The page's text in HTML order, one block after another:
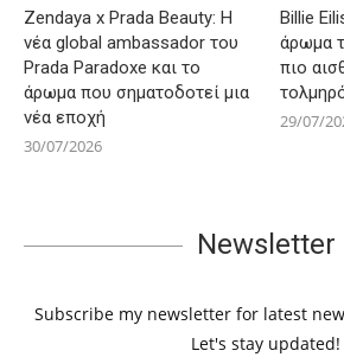
Zendaya x Prada Beauty: Η
νέα global ambassador του
Prada Paradoxe και το
άρωμα που σηματοδοτεί μια
νέα εποχή
30/07/2026
Billie
άρωμα
πιο
29/07/
Newsletter
Subscribe my newsletter for latest
Let's stay updated!